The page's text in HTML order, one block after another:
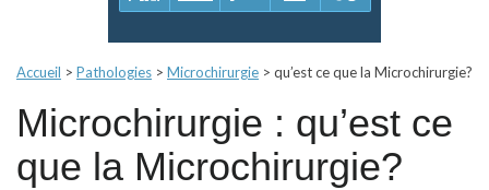
Accueil > Pathologies > Microchirurgie > qu’est ce que la Microchirurgie?
Microchirurgie : qu’est ce
que la Microchirurgie?